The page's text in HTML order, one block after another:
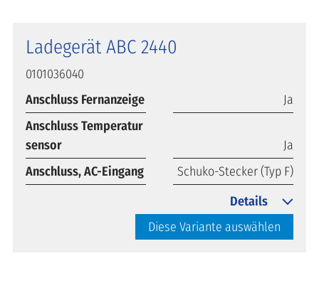
Ladegerät ABC 2440
0101036040
Anschluss Fernanzeige
Ja
Anschluss Temperatur
sensor
Ja
Anschluss, AC-Eingang
Schuko-Stecker (Typ F)
Diese Variante auswählen
Details